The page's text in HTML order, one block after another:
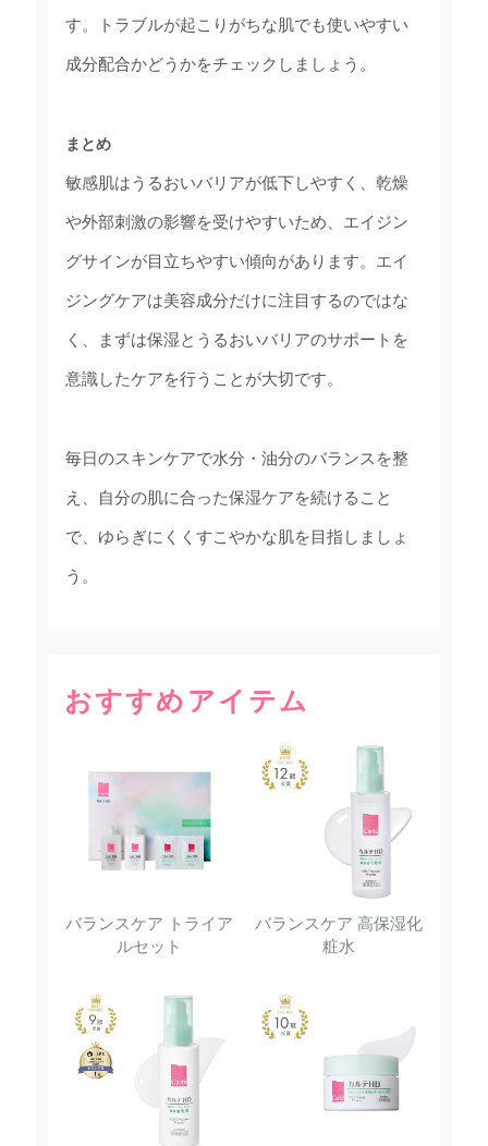
す。トラブルが起こりがちな肌でも使いやすい
成分配合かどうかをチェックしましょう。
まとめ
敏感肌はうるおいバリアが低下しやすく、乾燥
や外部刺激の影響を受けやすいため、エイジン
グサインが目立ちやすい傾向があります。エイ
ジングケアは美容成分だけに注目するのではな
く、まずは保湿とうるおいバリアのサポートを
意識したケアを行うことが大切です。
毎日のスキンケアで水分・油分のバランスを整
え、自分の肌に合った保湿ケアを続けること
で、ゆらぎにくくすこやかな肌を目指しましょ
う。
おすすめアイテム
バランスケア トライア
ルセット
バランスケア 高保湿化
粧水